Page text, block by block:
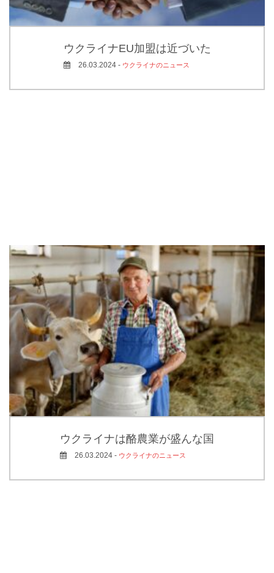
ウクライナEU加盟は近づいた
26.03.2024 - ウクライナのニュース
ウクライナは酪農業が盛んな国
26.03.2024 - ウクライナのニュース